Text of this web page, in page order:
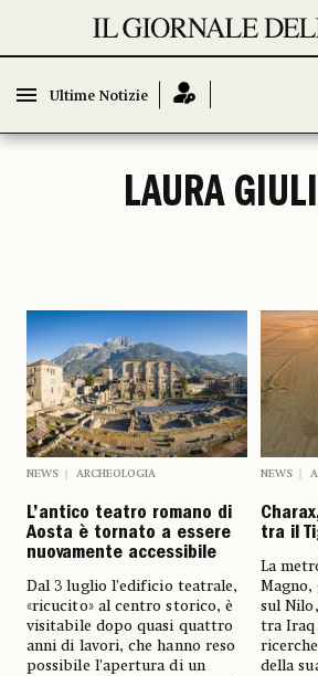
Ultime Notizie
Ultime Notizie
LAURA
NEWS ARCHEOLOGIA
L’antico teatro romano di
Aosta è tornato a essere
nuovamente accessibile
Dal 3 luglio l’edificio teatrale,
«ricucito» al centro storico, è
visitabile dopo quasi quattro
anni di lavori, che hanno reso
possibile l’apertura di un
NEWS
tra il
La
Magno,
sul
tra Iraq
della